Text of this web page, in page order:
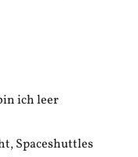
ich leer
Spaceshuttles